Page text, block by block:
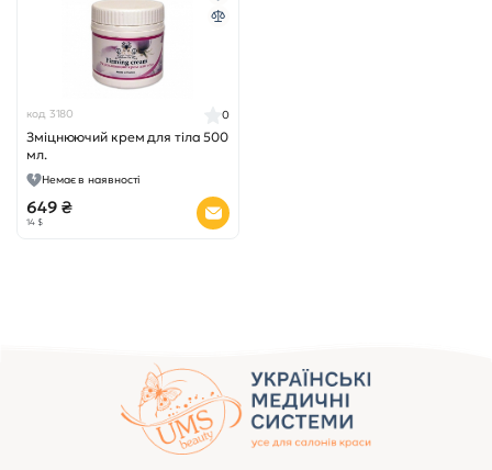
код 3180
Зміцнюючий крем для тіла 500
мл.
0
Немає в наявності
649 ₴
14 $